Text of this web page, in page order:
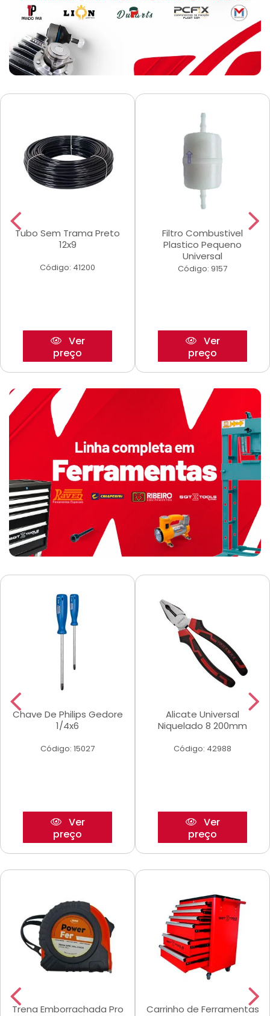
Tubo Sem Trama Preto
12x9
Código: 41200
Ver
preço
Filtro Combustivel
Plastico Pequeno
Universal
Código: 9157
Ver
preço
Chave De Philips Gedore
1/4x6
Código: 15027
Ver
preço
Alicate Universal
Niquelado 8 200mm
Código: 42988
Ver
preço
Trena Emborrachada Pro
Carrinho de Ferramentas